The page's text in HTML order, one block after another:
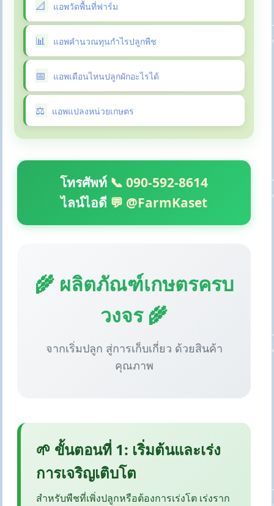
แอพวัดพื้นที่ฟาร์ม
แอพคำนวณทุนกำไรปลูกพืช
แอพเดือนไหนปลูกผักอะไรได้
แอพแปลงหน่วยเกษตร
โทรศัพท์ 📞 090-592-8614
ไลน์ไอดี 💬 @FarmKaset
🌾 ผลิตภัณฑ์เกษตรครบ
วงจร 🌾
จากเริ่มปลูก สู่การเก็บเกี่ยว ด้วยสินค้า
คุณภาพ
🌱 ขั้นตอนที่ 1: เริ่มต้นและเร่ง
การเจริญเติบโต
สำหรับพืชที่เพิ่งปลูกหรือต้องการเร่งโต เร่งราก